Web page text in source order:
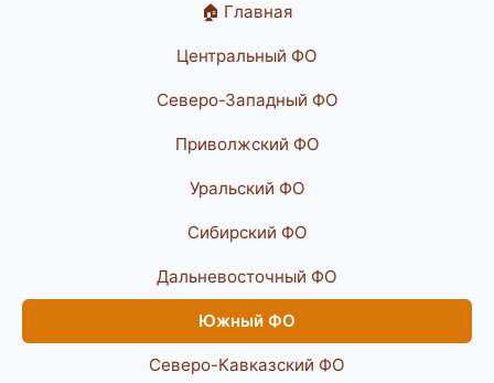
🏠 Главная
Центральный ФО
Северо-Западный ФО
Приволжский ФО
Уральский ФО
Сибирский ФО
Дальневосточный ФО
Южный ФО
Северо-Кавказский ФО